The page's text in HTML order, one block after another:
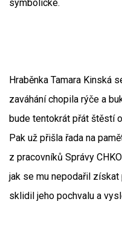
symbolické.
Hraběnka Tamara Kinská
zaváhání chopila rýče a
bude tentokrát přát štěstí
Pak už přišla řada na
z pracovníků Správy
jak se mu nepodařil
sklidil jeho pochvalu a